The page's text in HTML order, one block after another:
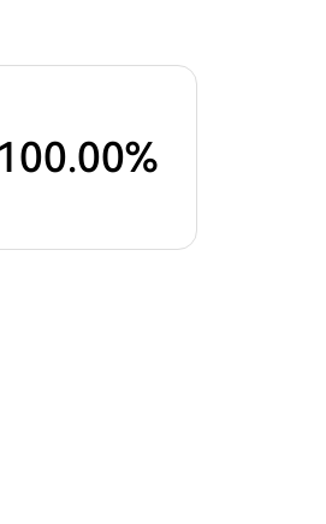
100.00%